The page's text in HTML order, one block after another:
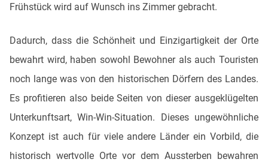
Frühstück wird auf Wunsch ins Zimmer gebracht.
Dadurch, dass die Schönheit und Einzigartigkeit der Orte
bewahrt wird, haben sowohl Bewohner als auch Touristen
noch lange was von den historischen Dörfern des Landes.
Es profitieren also beide Seiten von dieser ausgeklügelten
Unterkunftsart, Win-Win-Situation. Dieses ungewöhnliche
Konzept ist auch für viele andere Länder ein Vorbild, die
historisch wertvolle Orte vor dem Aussterben bewahren